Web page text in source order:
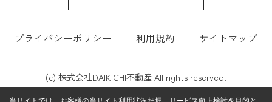
プライバシーポリシー 利用規約 サイトマップ
(c) 株式会社DAIKICHI不動産 All rights reserved.